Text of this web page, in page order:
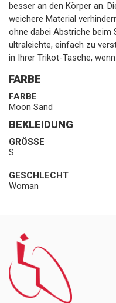
besser an den Körper an.
weichere Material
ohne dabei Abstriche beim
ultraleichte, einfach zu
in Ihrer Trikot-Tasche,
FARBE
FARBE
Moon Sand
BEKLEIDUNG
GRÖSSE
S
GESCHLECHT
Woman